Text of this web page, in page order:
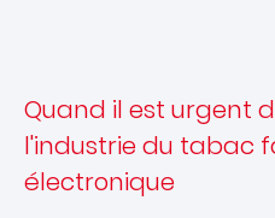
Quand il est urgent
l'industrie du tabac
électronique